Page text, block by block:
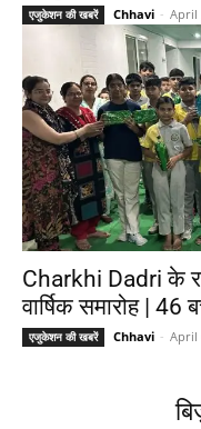
एजुकेशन की खबरें Chhavi - April
Charkhi Dadri के
वार्षिक समारोह |
एजुकेशन की खबरें Chhavi - April